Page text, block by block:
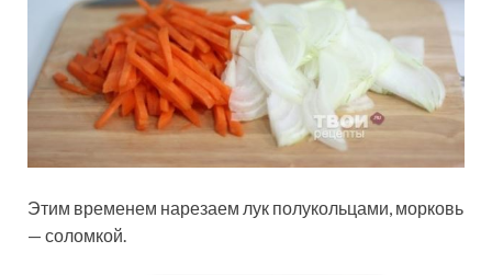
Этим временем нарезаем лук полукольцами, морковь
— соломкой.